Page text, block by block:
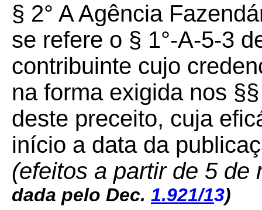
§ 2° A Agência
se refere o § 1°-A-5-3
contribuinte cujo
na forma exigida nos
deste preceito, cuja
início a data da
(efeitos a partir de 5 de
dada pelo Dec. 1.921/13)